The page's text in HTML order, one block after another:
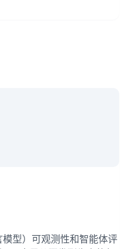
型）可观测性和智能体评